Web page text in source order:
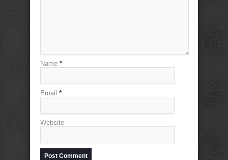
Name *
Email *
Website